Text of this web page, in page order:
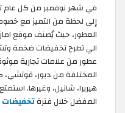
في شهر نوفمبر من كل عام
إلى لحظة من التميز مع
العطور، حيث يُصنف موقع
الي تطرح تخفيضات ضخمة
عطور من علامات تجارية
المختلفة من ديور، قوتشي،
المفضل خلال فترةتخفيضات